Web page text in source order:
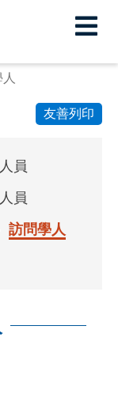
友善列印
員
員
訪問學人